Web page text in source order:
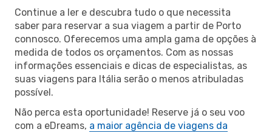
Continue a ler e descubra tudo o que necessita
saber para reservar a sua viagem a partir de Porto
connosco. Oferecemos uma ampla gama de opções à
medida de todos os orçamentos. Com as nossas
informações essenciais e dicas de especialistas, as
suas viagens para Itália serão o menos atribuladas
possível.
Não perca esta oportunidade! Reserve já o seu voo
com a eDreams, a maior agência de viagens da